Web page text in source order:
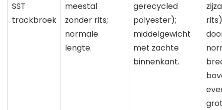
SST
trackbroek
meestal
zonder rits;
normale
lengte.
gerecycled
polyester);
middelgewicht
met zachte
binnenkant.